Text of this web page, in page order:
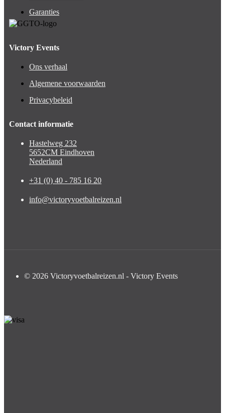
Garanties
Victory Events
Ons verhaal
Algemene voorwaarden
Privacybeleid
Contact informatie
Hastelweg 232
5652CM Eindhoven
Nederland
+31 (0) 40 - 785 16 20
info@victoryvoetbalreizen.nl
© 2026 Victoryvoetbalreizen.nl - Victory Events